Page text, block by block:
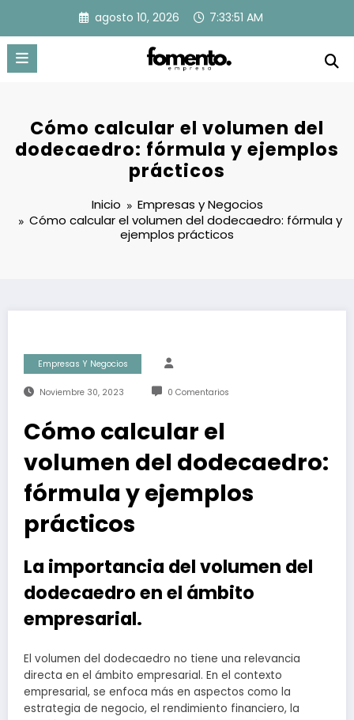
contenido
agosto 10, 2026 7:33:51 AM
Cómo calcular el volumen del
dodecaedro: fórmula y ejemplos
prácticos
Inicio
Empresas y Negocios
Cómo calcular el volumen del dodecaedro: fórmula y
ejemplos prácticos
Empresas Y Negocios
Noviembre 30, 2023 0 Comentarios
Cómo calcular el
volumen del dodecaedro:
fórmula y ejemplos
prácticos
La importancia del volumen del
dodecaedro en el ámbito
empresarial.
El volumen del dodecaedro no tiene una relevancia
directa en el ámbito empresarial. En el contexto
empresarial, se enfoca más en aspectos como la
estrategia de negocio, el rendimiento financiero, la